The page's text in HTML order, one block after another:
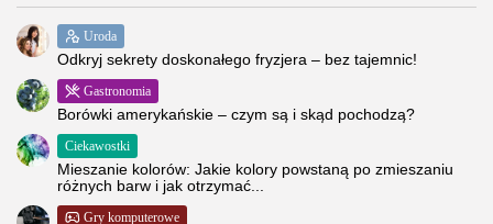
Uroda
Odkryj sekrety doskonałego fryzjera – bez tajemnic!
Gastronomia
Borówki amerykańskie – czym są i skąd pochodzą?
Ciekawostki
Mieszanie kolorów: Jakie kolory powstaną po zmieszaniu
różnych barw i jak otrzymać...
Gry komputerowe